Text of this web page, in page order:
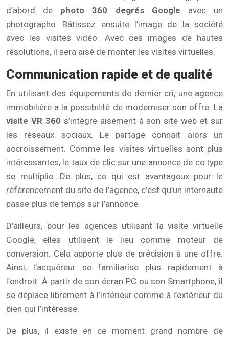
d’abord de photo 360 degrés Google avec un
photographe. Bâtissez ensuite l’image de la société
avec les visites vidéo. Avec ces images de hautes
résolutions, il sera aisé de monter les visites virtuelles.
Communication rapide et de qualité
En utilisant des équipements de dernier cri, une agence
immobilière a la possibilité de moderniser son offre. La
visite VR 360 s’intègre aisément à son site web et sur
les réseaux sociaux. Le partage connait alors un
accroissement. Comme les visites virtuelles sont plus
intéressantes, le taux de clic sur une annonce de ce type
se multiplie. De plus, ce qui est avantageux pour le
référencement du site de l’agence, c’est qu’un internaute
passe plus de temps sur l’annonce.
D’ailleurs, pour les agences utilisant la visite virtuelle
Google, elles utilisent le lieu comme moteur de
conversion. Cela apporte plus de précision à une offre.
Ainsi, l’acquéreur se familiarise plus rapidement à
l’endroit. À partir de son écran PC ou son Smartphone, il
se déplace librement à l’intérieur comme à l’extérieur du
bien qui l’intéresse.
De plus, il existe en ce moment grand nombre de